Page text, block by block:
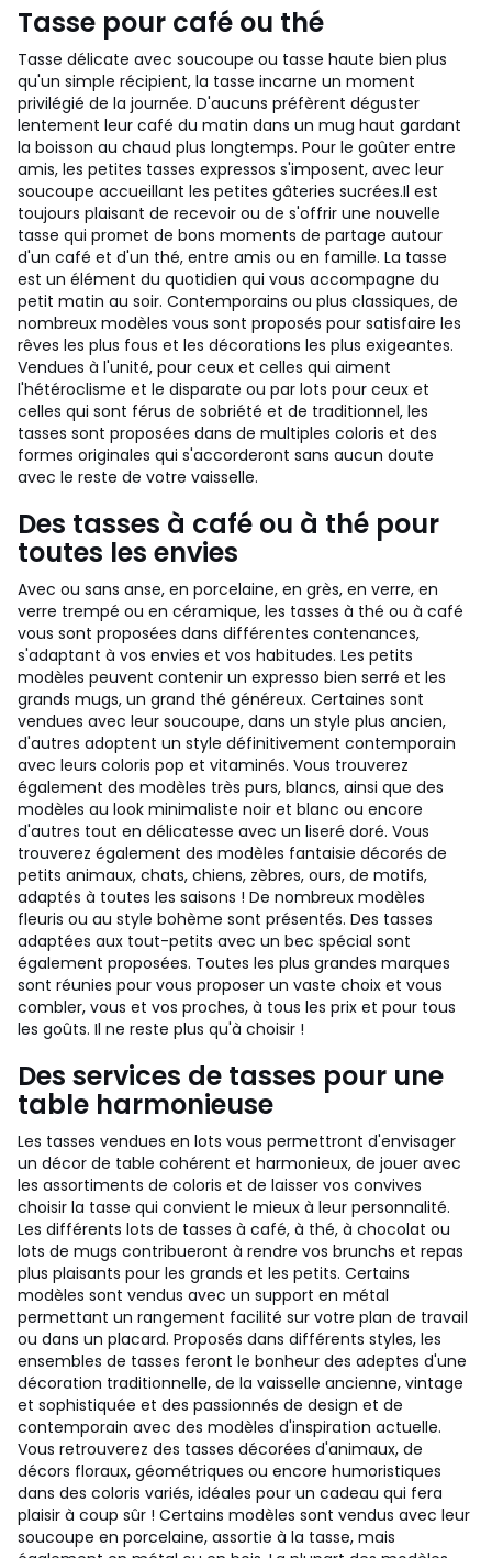
Tasse pour café ou thé
Tasse délicate avec soucoupe ou tasse haute bien plus
qu'un simple récipient, la tasse incarne un moment
privilégié de la journée. D'aucuns préfèrent déguster
lentement leur café du matin dans un mug haut gardant
la boisson au chaud plus longtemps. Pour le goûter entre
amis, les petites tasses expressos s'imposent, avec leur
soucoupe accueillant les petites gâteries sucrées.Il est
toujours plaisant de recevoir ou de s'offrir une nouvelle
tasse qui promet de bons moments de partage autour
d'un café et d'un thé, entre amis ou en famille. La tasse
est un élément du quotidien qui vous accompagne du
petit matin au soir. Contemporains ou plus classiques, de
nombreux modèles vous sont proposés pour satisfaire les
rêves les plus fous et les décorations les plus exigeantes.
Vendues à l'unité, pour ceux et celles qui aiment
l'hétéroclisme et le disparate ou par lots pour ceux et
celles qui sont férus de sobriété et de traditionnel, les
tasses sont proposées dans de multiples coloris et des
formes originales qui s'accorderont sans aucun doute
avec le reste de votre vaisselle.
Des tasses à café ou à thé pour
toutes les envies
Avec ou sans anse, en porcelaine, en grès, en verre, en
verre trempé ou en céramique, les tasses à thé ou à café
vous sont proposées dans différentes contenances,
s'adaptant à vos envies et vos habitudes. Les petits
modèles peuvent contenir un expresso bien serré et les
grands mugs, un grand thé généreux. Certaines sont
vendues avec leur soucoupe, dans un style plus ancien,
d'autres adoptent un style définitivement contemporain
avec leurs coloris pop et vitaminés. Vous trouverez
également des modèles très purs, blancs, ainsi que des
modèles au look minimaliste noir et blanc ou encore
d'autres tout en délicatesse avec un liseré doré. Vous
trouverez également des modèles fantaisie décorés de
petits animaux, chats, chiens, zèbres, ours, de motifs,
adaptés à toutes les saisons ! De nombreux modèles
fleuris ou au style bohème sont présentés. Des tasses
adaptées aux tout-petits avec un bec spécial sont
également proposées. Toutes les plus grandes marques
sont réunies pour vous proposer un vaste choix et vous
combler, vous et vos proches, à tous les prix et pour tous
les goûts. Il ne reste plus qu'à choisir !
Des services de tasses pour une
table harmonieuse
Les tasses vendues en lots vous permettront d'envisager
un décor de table cohérent et harmonieux, de jouer avec
les assortiments de coloris et de laisser vos convives
choisir la tasse qui convient le mieux à leur personnalité.
Les différents lots de tasses à café, à thé, à chocolat ou
lots de mugs contribueront à rendre vos brunchs et repas
plus plaisants pour les grands et les petits. Certains
modèles sont vendus avec un support en métal
permettant un rangement facilité sur votre plan de travail
ou dans un placard. Proposés dans différents styles, les
ensembles de tasses feront le bonheur des adeptes d'une
décoration traditionnelle, de la vaisselle ancienne, vintage
et sophistiquée et des passionnés de design et de
contemporain avec des modèles d'inspiration actuelle.
Vous retrouverez des tasses décorées d'animaux, de
décors floraux, géométriques ou encore humoristiques
dans des coloris variés, idéales pour un cadeau qui fera
plaisir à coup sûr ! Certains modèles sont vendus avec leur
soucoupe en porcelaine, assortie à la tasse, mais